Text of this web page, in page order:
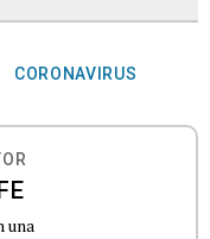
CORONAVIRUS
una